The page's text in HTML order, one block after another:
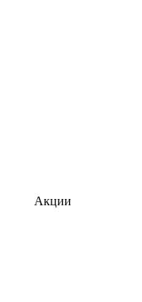
Акции